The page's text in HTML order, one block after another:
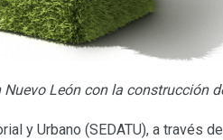
León con la construcción
y Urbano (SEDATU), a través